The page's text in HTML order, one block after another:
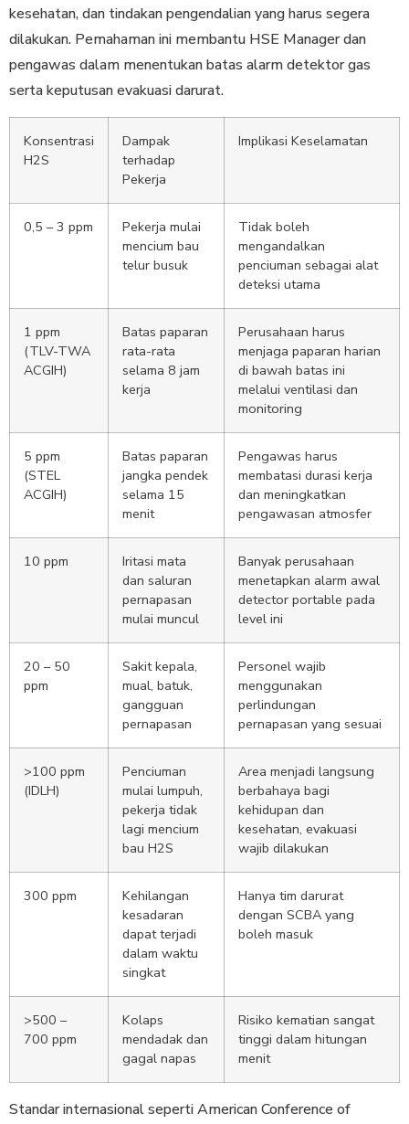
kesehatan, dan tindakan pengendalian yang harus segera
dilakukan. Pemahaman ini membantu HSE Manager dan
pengawas dalam menentukan batas alarm detektor gas
serta keputusan evakuasi darurat.
Konsentrasi
H2S
Dampak
terhadap
Pekerja
Implikasi Keselamatan
0,5 – 3 ppm
Pekerja mulai
mencium bau
telur busuk
Tidak boleh
mengandalkan
penciuman sebagai alat
deteksi utama
1 ppm
(TLV-TWA
ACGIH)
Batas paparan
rata-rata
selama 8 jam
kerja
Perusahaan harus
menjaga paparan harian
di bawah batas ini
melalui ventilasi dan
monitoring
5 ppm
(STEL
ACGIH)
Batas paparan
jangka pendek
selama 15
menit
Pengawas harus
membatasi durasi kerja
dan meningkatkan
pengawasan atmosfer
10 ppm
Iritasi mata
dan saluran
pernapasan
mulai muncul
Banyak perusahaan
menetapkan alarm awal
detector portable pada
level ini
20 – 50
ppm
Sakit kepala,
mual, batuk,
gangguan
pernapasan
Personel wajib
menggunakan
perlindungan
pernapasan yang sesuai
>100 ppm
(IDLH)
Penciuman
mulai lumpuh,
pekerja tidak
lagi mencium
bau H2S
Area menjadi langsung
berbahaya bagi
kehidupan dan
kesehatan, evakuasi
wajib dilakukan
300 ppm
Kehilangan
kesadaran
dapat terjadi
dalam waktu
singkat
Hanya tim darurat
dengan SCBA yang
boleh masuk
>500 –
700 ppm
Kolaps
mendadak dan
gagal napas
Risiko kematian sangat
tinggi dalam hitungan
menit
Standar internasional seperti American Conference of